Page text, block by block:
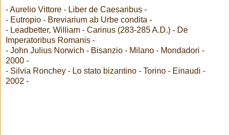
- Aurelio Vittore - Liber de Caesaribus -
- Eutropio - Breviarium ab Urbe condita -
- Leadbetter, William - Carinus (283-285 A.D.) - De
Imperatoribus Romanis -
- John Julius Norwich - Bisanzio - Milano - Mondadori -
2000 -
- Silvia Ronchey - Lo stato bizantino - Torino - Einaudi -
2002 -